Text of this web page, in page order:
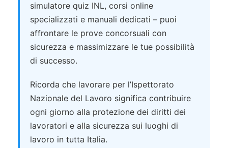
simulatore quiz INL, corsi online
specializzati e manuali dedicati – puoi
affrontare le prove concorsuali con
sicurezza e massimizzare le tue possibilità
di successo.
Ricorda che lavorare per l’Ispettorato
Nazionale del Lavoro significa contribuire
ogni giorno alla protezione dei diritti dei
lavoratori e alla sicurezza sui luoghi di
lavoro in tutta Italia.